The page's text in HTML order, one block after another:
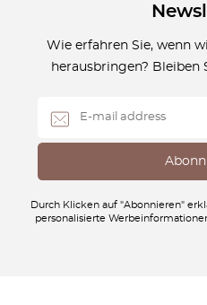
Wie erfahren Sie, wenn
herausbringen? Bleiben
Durch Klicken auf "Abonnieren"
personalisierte